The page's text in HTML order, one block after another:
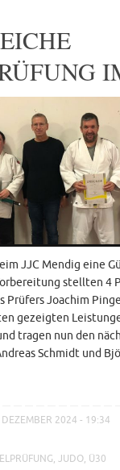
JJC Mendig eine
stellten 4
Prüfers Joachim
gezeigten
tragen nun den
Schmidt und
2024 - 19:34
, JUDO, Ü30